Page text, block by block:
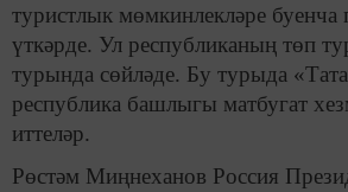
туристлык мөмкинлекләре буенча
үткәрде. Ул республиканың төп
турында сөйләде. Бу турыда
республика башлыгы матбугат
иттеләр.
Рөстәм Миңнеханов Россия